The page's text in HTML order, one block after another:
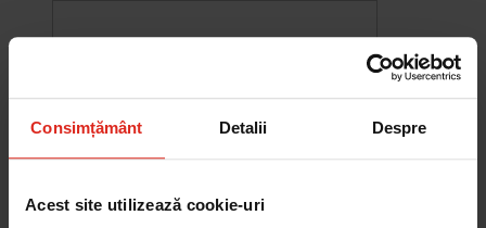
Consimțământ Detalii Despre
Acest site utilizează cookie-uri